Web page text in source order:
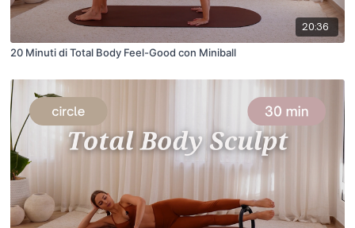
20:36
20 Minuti di Total Body Feel-Good con Miniball